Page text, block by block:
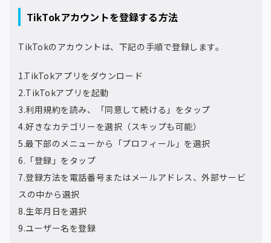
TikTokアカウントを登録する方法
TikTokのアカウントは、下記の手順で登録します。
1.TikTokアプリをダウンロード
2.TikTokアプリを起動
3.利用規約を読み、「同意して続ける」をタップ
4.好きなカテゴリーを選択（スキップも可能）
5.最下部のメニューから「プロフィール」を選択
6.「登録」をタップ
7.登録方法を電話番号またはメールアドレス、外部サービ
スの中から選択
8.生年月日を選択
9.ユーザー名を登録